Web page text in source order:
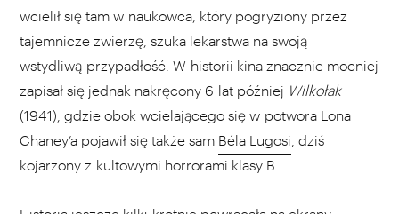
wcielił się tam w naukowca, który pogryziony przez
tajemnicze zwierzę, szuka lekarstwa na swoją
wstydliwą przypadłość. W historii kina znacznie mocniej
zapisał się jednak nakręcony 6 lat później Wilkołak
(1941), gdzie obok wcielającego się w potwora Lona
Chaney’a pojawił się także sam Béla Lugosi , dziś
kojarzony z kultowymi horrorami klasy B.